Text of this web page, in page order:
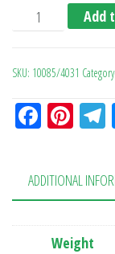
Glossy Frozen
Add
SKU: 10085/4031 Category:
Fa
bo
ok
Pi
er
es
t
ADDITIONAL
Weight